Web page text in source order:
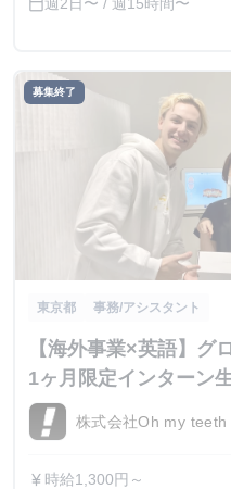
calendar_today
募集終了
東京都 事務/アシスタント
【海外事業×英語】グ
1ヶ月限定インターン
株式会社Oh my teeth
currency_yen 時給1,300円～